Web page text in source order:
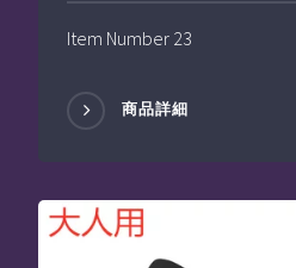
Item Number 23
商品詳細